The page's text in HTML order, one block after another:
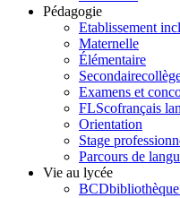
Pédagogie
Etablissement
Maternelle
Élémentaire
Secondaire
Examens et
FLScofrançais
Orientation
Stage
Parcours de
Vie au lycée
BCD